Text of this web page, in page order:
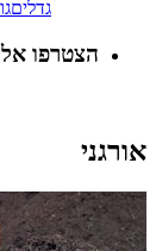
גדלים
הצטרפו
אורגני